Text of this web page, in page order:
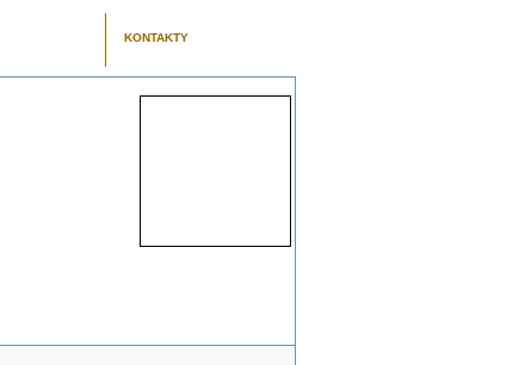
KONTAKTY